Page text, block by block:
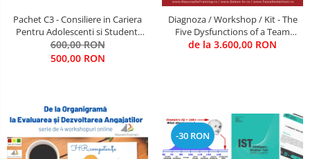
Comunicare (interpersonala, intra
- departamentala, intre-
departamente, in intrreaga
organizatie, in situatii de criza, cu
persoane de decizie, cu persoane
COMUNICATII SPECIALE SI
SATELITARE
CRIMINALISTICA / CONTRA-
TERORISM / ANTI-DROG / ANTI-
CRIMA ORGANIZATA
Cultura Organizationala
Pachet C3 - Consiliere in Cariera
Pentru Adolescenti si Studenti
evaluare, consiliere, indrumare
600,00 RON
500,00 RON
Diagnoza / Workshop / Kit - The
Five Dysfunctions of a Team
(Autor Patrick Lencioni) / Trainer
de la 3.600,00 RON
-30 RON